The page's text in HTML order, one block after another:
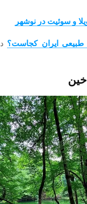
و سوئیت در نوشهر
طبیعی ایران کجاست؟